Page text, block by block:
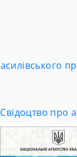
Свідоцтво про